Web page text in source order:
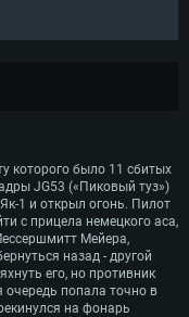
которого было 11 сбитых
JG53 («Пиковый туз»)
1 и открыл огонь. Пилот
с прицела немецкого аса,
Мейера,
назад - другой
его, но противник
попала точно в
на фонарь